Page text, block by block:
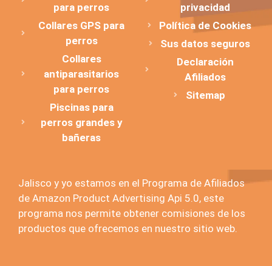
para perros
Collares GPS para
perros
Collares
antiparasitarios
para perros
Piscinas para
perros grandes y
bañeras
privacidad
Política de Cookies
Sus datos seguros
Declaración
Afiliados
Sitemap
Jalisco y yo estamos en el Programa de Afiliados
de Amazon Product Advertising Api 5.0, este
programa nos permite obtener comisiones de los
productos que ofrecemos en nuestro sitio web.